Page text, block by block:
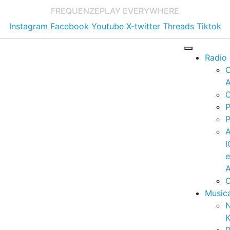
FREQUENZEPLAY EVERYWHERE
Instagram Facebook Youtube X-twitter Threads Tiktok
Radio
e